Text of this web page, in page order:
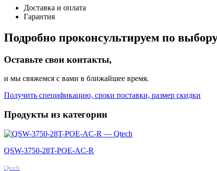
Доставка и оплата
Гарантия
Подробно проконсультируем по
Оставьте свои контакты,
и мы свяжемся с вами в ближайшее время.
Получить спецификацию, сроки поставки, размер скидки
Продукты из категории
QSW-3750-28T-POE-AC-R
Qtech